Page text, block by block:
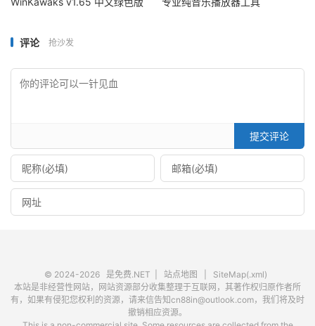
评论 抢沙发
提交评论
© 2024-2026 是免费.NET 站点地图
SiteMap(.xml)
本站是非经营性网站，网站资源部分收集整理于互联网，其著作权归原作者所
有，如果有侵犯您权利的资源，请来信告知cn88in@outlook.com，我们将及时
撤销相应资源。